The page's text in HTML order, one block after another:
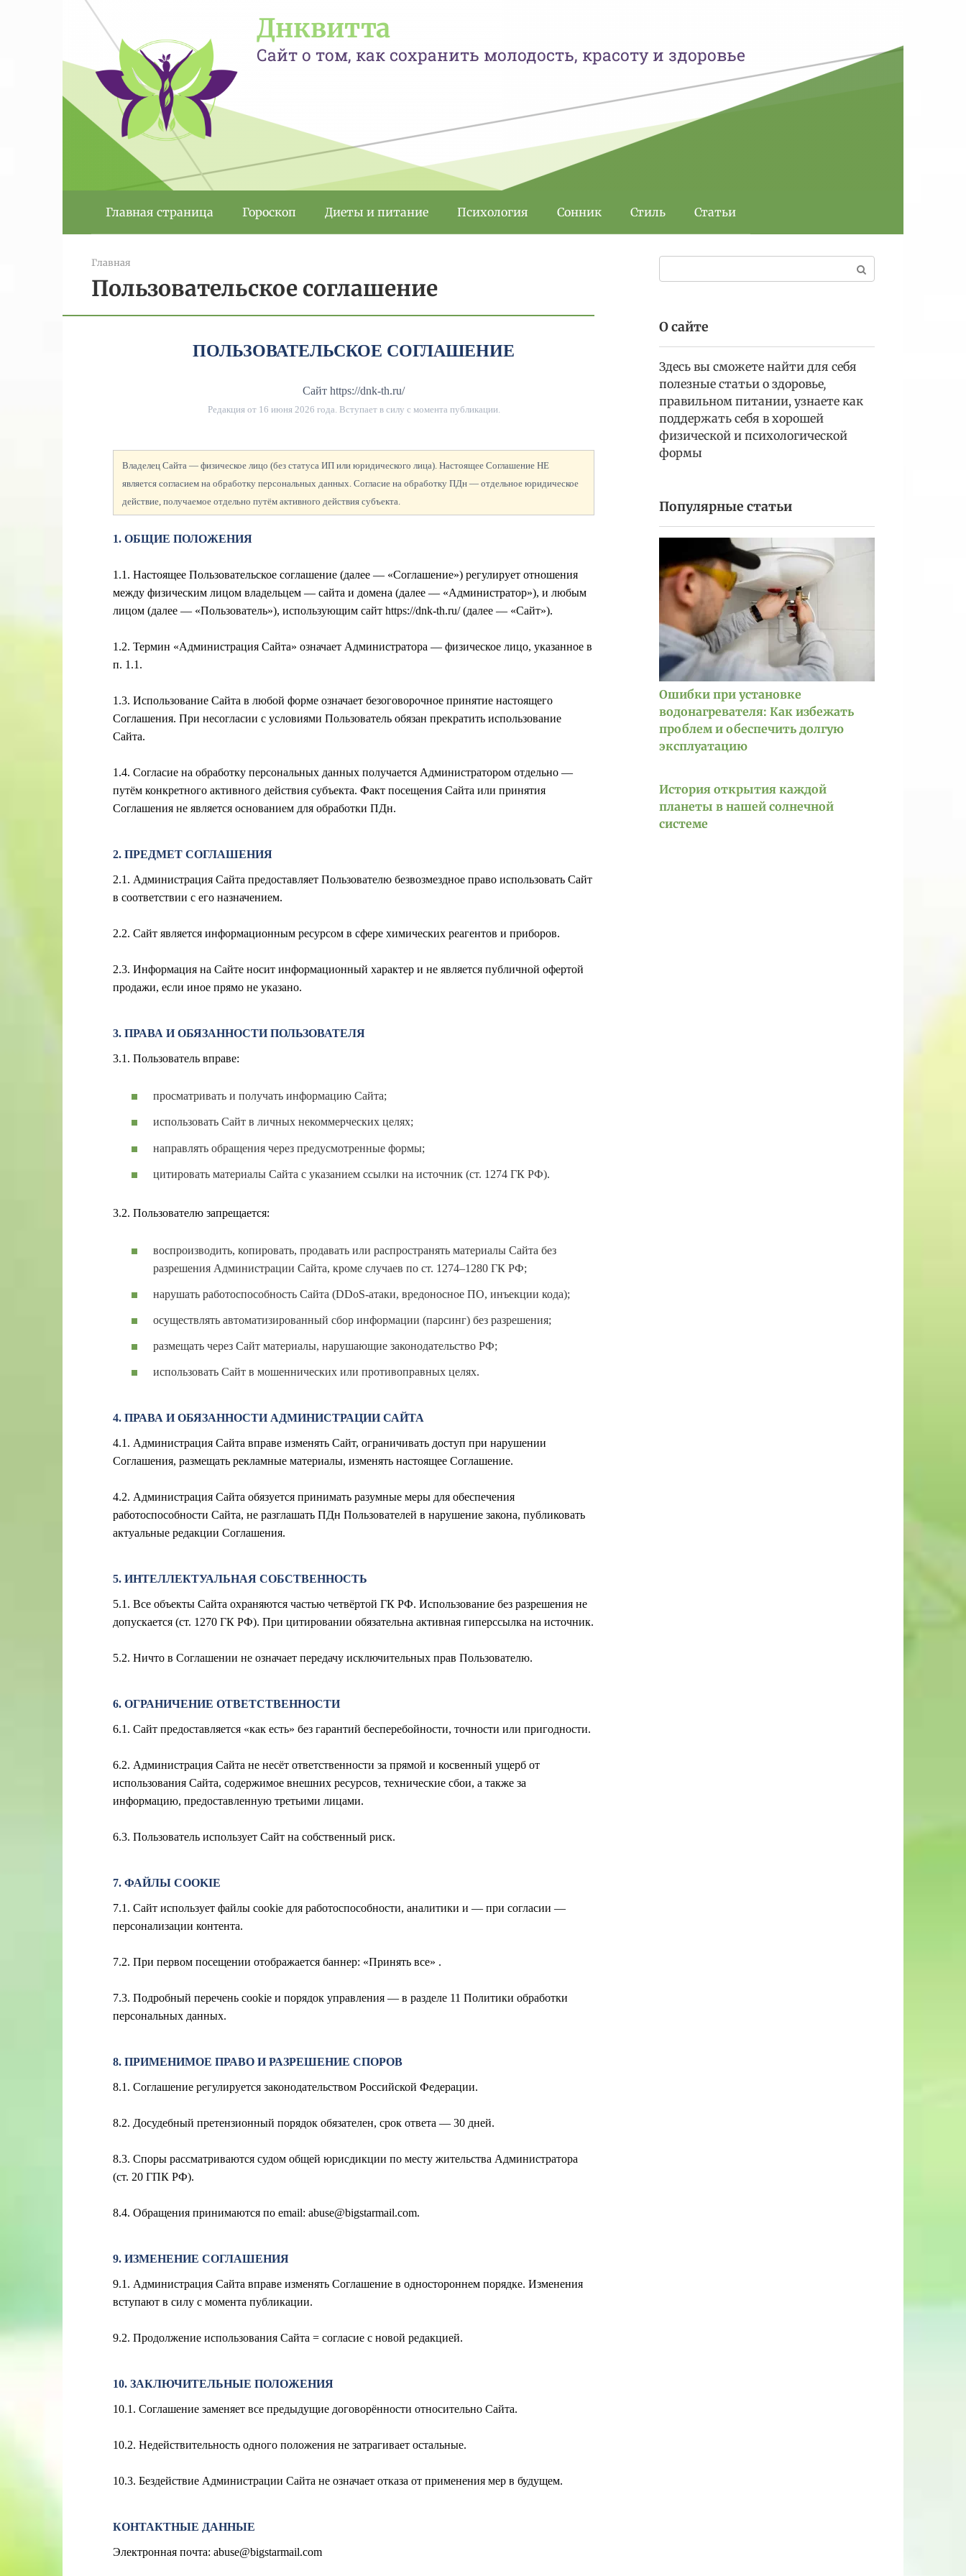
Днквитта
Сайт о том, как сохранить молодость, красоту и здоровье
Главная страница Гороскоп Диеты и питание Психология Сонник Стиль Статьи
Главная
Пользовательское соглашение
ПОЛЬЗОВАТЕЛЬСКОЕ СОГЛАШЕНИЕ
Сайт https://dnk-th.ru/
Редакция от 16 июня 2026 года. Вступает в силу с момента публикации.
Владелец Сайта — физическое лицо (без статуса ИП или юридического лица). Настоящее Соглашение НЕ
является согласием на обработку персональных данных. Согласие на обработку ПДн — отдельное юридическое
действие, получаемое отдельно путём активного действия субъекта.
1. ОБЩИЕ ПОЛОЖЕНИЯ
1.1. Настоящее Пользовательское соглашение (далее — «Соглашение») регулирует отношения
между физическим лицом владельцем — сайта и домена (далее — «Администратор»), и любым
лицом (далее — «Пользователь»), использующим сайт https://dnk-th.ru/ (далее — «Сайт»).
1.2. Термин «Администрация Сайта» означает Администратора — физическое лицо, указанное в
п. 1.1.
1.3. Использование Сайта в любой форме означает безоговорочное принятие настоящего
Соглашения. При несогласии с условиями Пользователь обязан прекратить использование
Сайта.
1.4. Согласие на обработку персональных данных получается Администратором отдельно —
путём конкретного активного действия субъекта. Факт посещения Сайта или принятия
Соглашения не является основанием для обработки ПДн.
2. ПРЕДМЕТ СОГЛАШЕНИЯ
2.1. Администрация Сайта предоставляет Пользователю безвозмездное право использовать Сайт
в соответствии с его назначением.
2.2. Сайт является информационным ресурсом в сфере химических реагентов и приборов.
2.3. Информация на Сайте носит информационный характер и не является публичной офертой
продажи, если иное прямо не указано.
3. ПРАВА И ОБЯЗАННОСТИ ПОЛЬЗОВАТЕЛЯ
3.1. Пользователь вправе:
просматривать и получать информацию Сайта;
использовать Сайт в личных некоммерческих целях;
направлять обращения через предусмотренные формы;
цитировать материалы Сайта с указанием ссылки на источник (ст. 1274 ГК РФ).
3.2. Пользователю запрещается:
воспроизводить, копировать, продавать или распространять материалы Сайта без
разрешения Администрации Сайта, кроме случаев по ст. 1274–1280 ГК РФ;
нарушать работоспособность Сайта (DDoS-атаки, вредоносное ПО, инъекции кода);
осуществлять автоматизированный сбор информации (парсинг) без разрешения;
размещать через Сайт материалы, нарушающие законодательство РФ;
использовать Сайт в мошеннических или противоправных целях.
4. ПРАВА И ОБЯЗАННОСТИ АДМИНИСТРАЦИИ САЙТА
4.1. Администрация Сайта вправе изменять Сайт, ограничивать доступ при нарушении
Соглашения, размещать рекламные материалы, изменять настоящее Соглашение.
4.2. Администрация Сайта обязуется принимать разумные меры для обеспечения
работоспособности Сайта, не разглашать ПДн Пользователей в нарушение закона, публиковать
актуальные редакции Соглашения.
5. ИНТЕЛЛЕКТУАЛЬНАЯ СОБСТВЕННОСТЬ
5.1. Все объекты Сайта охраняются частью четвёртой ГК РФ. Использование без разрешения не
допускается (ст. 1270 ГК РФ). При цитировании обязательна активная гиперссылка на источник.
5.2. Ничто в Соглашении не означает передачу исключительных прав Пользователю.
6. ОГРАНИЧЕНИЕ ОТВЕТСТВЕННОСТИ
6.1. Сайт предоставляется «как есть» без гарантий бесперебойности, точности или пригодности.
6.2. Администрация Сайта не несёт ответственности за прямой и косвенный ущерб от
использования Сайта, содержимое внешних ресурсов, технические сбои, а также за
информацию, предоставленную третьими лицами.
6.3. Пользователь использует Сайт на собственный риск.
7. ФАЙЛЫ COOKIE
7.1. Сайт использует файлы cookie для работоспособности, аналитики и — при согласии —
персонализации контента.
7.2. При первом посещении отображается баннер: «Принять все» .
7.3. Подробный перечень cookie и порядок управления — в разделе 11 Политики обработки
персональных данных.
8. ПРИМЕНИМОЕ ПРАВО И РАЗРЕШЕНИЕ СПОРОВ
8.1. Соглашение регулируется законодательством Российской Федерации.
8.2. Досудебный претензионный порядок обязателен, срок ответа — 30 дней.
8.3. Споры рассматриваются судом общей юрисдикции по месту жительства Администратора
(ст. 20 ГПК РФ).
8.4. Обращения принимаются по email: abuse@bigstarmail.com.
9. ИЗМЕНЕНИЕ СОГЛАШЕНИЯ
9.1. Администрация Сайта вправе изменять Соглашение в одностороннем порядке. Изменения
вступают в силу с момента публикации.
9.2. Продолжение использования Сайта = согласие с новой редакцией.
10. ЗАКЛЮЧИТЕЛЬНЫЕ ПОЛОЖЕНИЯ
10.1. Соглашение заменяет все предыдущие договорённости относительно Сайта.
10.2. Недействительность одного положения не затрагивает остальные.
10.3. Бездействие Администрации Сайта не означает отказа от применения мер в будущем.
КОНТАКТНЫЕ ДАННЫЕ
Электронная почта: abuse@bigstarmail.com
О сайте
Здесь вы сможете найти для себя
полезные статьи о здоровье,
правильном питании, узнаете как
поддержать себя в хорошей
физической и психологической
формы
Популярные статьи
Ошибки при установке
водонагревателя: Как избежать
проблем и обеспечить долгую
эксплуатацию
История открытия каждой
планеты в нашей солнечной
системе